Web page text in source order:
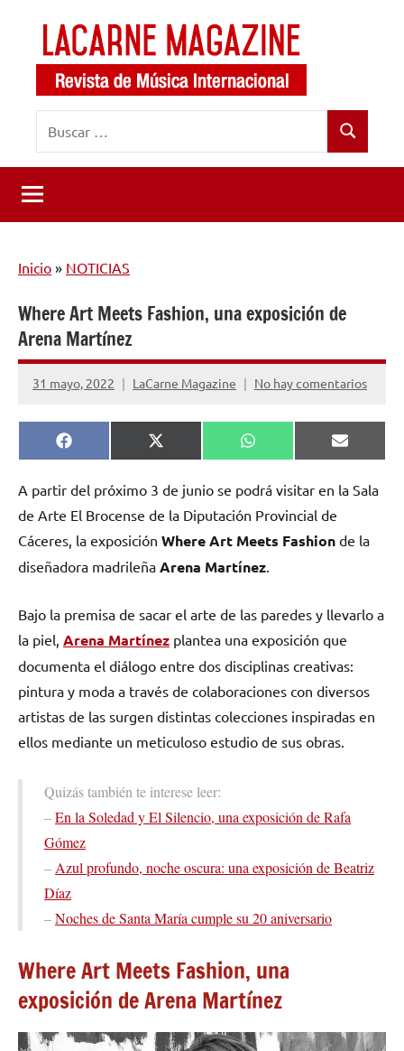
contenido
LaCarne
Magazine
de
música
internacional
Buscar
Inicio » NOTICIAS
Where Art Meets Fashion, una exposición de
Arena Martínez
31 mayo, 2022 LaCarne Magazine No hay comentarios
Compartir
en
Facebook
Compartir
en
X
(Twitter)
Compartir
en
WhatsApp
en
Email
A partir del próximo 3 de junio se podrá visitar en la Sala
de Arte El Brocense de la Diputación Provincial de
Cáceres, la exposición Where Art Meets Fashion de la
diseñadora madrileña Arena Martínez
Bajo la premisa de sacar el arte de las paredes y llevarlo a
la piel, Arena Martínez plantea una exposición que
documenta el diálogo entre dos disciplinas creativas:
pintura y moda a través de colaboraciones con diversos
artistas de las surgen distintas colecciones inspiradas en
ellos mediante un meticuloso estudio de sus obras.
Quizás también te interese leer:
–En la Soledad y El Silencio, una exposición de Rafa
Gómez
– Azul profundo, noche oscura: una exposición de Beatriz
Díaz
–Noches de Santa María cumple su 20 aniversario
Where Art Meets Fashion, una
exposición de Arena Martínez